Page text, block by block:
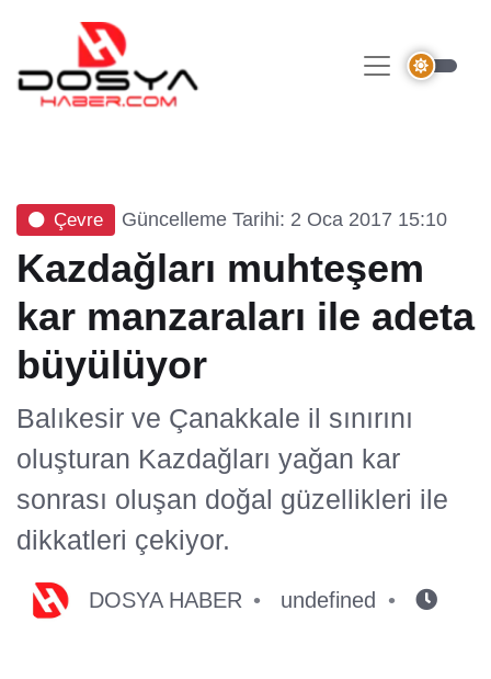
Çevre Güncelleme Tarihi: 2 Oca 2017 15:10
Kazdağları muhteşem
kar manzaraları ile adeta
büyülüyor
Balıkesir ve Çanakkale il sınırını
oluşturan Kazdağları yağan kar
sonrası oluşan doğal güzellikleri ile
dikkatleri çekiyor.
DOSYA HABER undefined